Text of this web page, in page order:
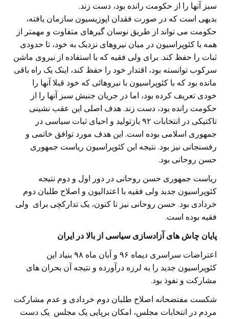
سبز آنها را از حکومت رانده بود، دست زند.
بدیهی است که در صورت فقدان اپوزیسیون سازمان یافته،
حکومت می تواند از طریق نوسان گیرهای متفاوت و مهمتر از
همه با کئوپراسیون در میان نیروهای نزدیک به خود، تا حدودی
ثبات را حفظ کند. برای ولی فقیه که با استفاده از نیروی ماشن
سرکوب توانسته بود، اقتدار خود را حفظ کند، اینک یک راه باقی
مانده بود که با کئوپراسیون با نیروهائی که خود قبلا آنها را
خودی تعریف کرده بود، اما در جریان جنبش سبز آنها را از
حکومت رانده بود، دست زند. هدف اصلی این عقب نشینی
تاکتیکی در انتخابات ۹۲ بازتولید و احیای ثبات سیاسی در
جمهوری اسلامی بوده است. این هدف مورد توافق خاتمی و
رفسنجانی نیز بود. نتیجه این کئوپراسیون ریاست جمهوری
حسن روحانی بود.
ریاست جمهوری حسن روحانی در دور اول و دوم نتیجه
کئوپراسیون جدید ولی فقیه با اعتدالیون و اصلاح طلبان دوم
خردادی بود. حسن روحانی نیز تا کنون، یک تدارکچی برای ولی
فقیه بوده است.
پایان چاش های آزادسازی سیاسی از بالا در ایران
اعتراضات سراسری دیماه ۹۶ و آبان ماه ۹۸ بنیاد این
کئوپراسیون جدید را به لرزه درآورده و نتیجه آن بحران های
مشارکت و نفوذ بود.
شکست مفتضحانه اصلاح طلبان دوم خردادی و عدم مشارکت
مردم در انتخابات مجلس، امکان برپایی یک مجلس یک دست